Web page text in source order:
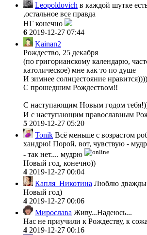
Leopoldovich в каждой шутке
,остальное все правда
НГ конечно
6 2019-12-27 07:44
Kainan2
Рождество, 25 декабря
(по григорианскому календарю,
католическое) мне как то по душе
И зимнее солнцестояние нравится))))
С прошедшим Рождеством!!
С наступающим Новым годом
И с наступающим православным
5 2019-12-27 05:20
Tonik Всё меньше с возрастом
хандрю! Порой, вот, чувствую -
- так нет.... мудрю
Новый год, конечно))
4 2019-12-27 00:04
Капля_Никотина Люблю дважды
Новый год)
4 2019-12-27 00:06
Мирослава Живу...Надеюсь...
Нас не приучили к Рождеству, к
4 2019-12-27 00:16